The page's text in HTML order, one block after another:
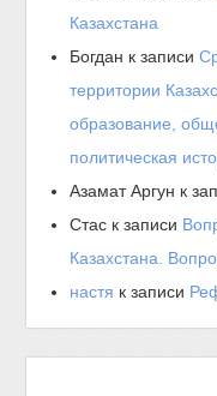
Казахстана
Богдан к записи
территории
образование,
политическая
Азамат Аргун к
Стас к записи
Казахстана.
настя к записи